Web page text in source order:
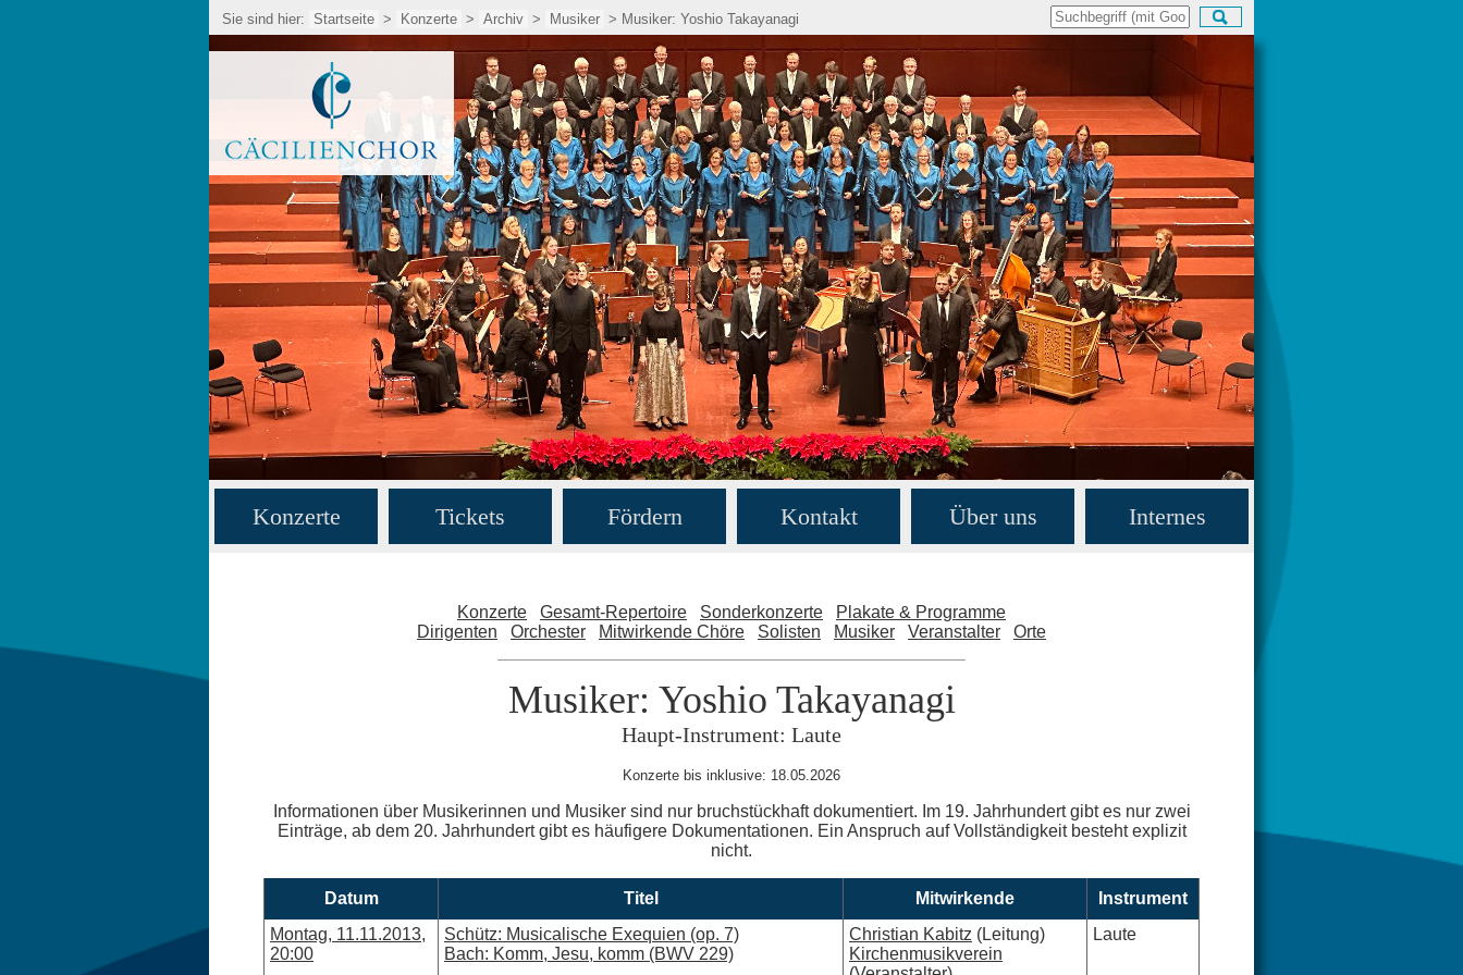
Sie sind hier: Startseite > Konzerte > Archiv > Musiker > Musiker: Yoshio Takayanagi
Konzerte Tickets Fördern Kontakt Über uns Internes
Konzerte Gesamt-Repertoire Sonderkonzerte
Plakate & Programme
Dirigenten
Orchester Mitwirkende Chöre Solisten Musiker Veranstalter Orte
Musiker: Yoshio Takayanagi
Haupt-Instrument: Laute
Konzerte bis inklusive: 18.05.2026
Informationen über Musikerinnen und Musiker sind nur bruchstückhaft dokumentiert. Im 19. Jahrhundert gibt es nur zwei
Einträge, ab dem 20. Jahrhundert gibt es häufigere Dokumentationen. Ein Anspruch auf Vollständigkeit besteht explizit
nicht.
Datum Titel Mitwirkende
Instrument
Montag, 11.11.2013,
20:00
Schütz: Musicalische Exequien (op. 7)
Bach: Komm, Jesu, komm (BWV 229)
Christian Kabitz (Leitung)
Kirchenmusikverein
Laute